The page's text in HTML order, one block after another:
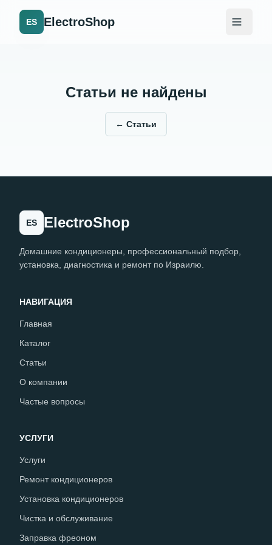
ES ElectroShop
Статьи не найдены
← Статьи
ES ElectroShop
Домашние кондиционеры, профессиональный подбор,
установка, диагностика и ремонт по Израилю.
НАВИГАЦИЯ
Главная
Каталог
Статьи
О компании
Частые вопросы
УСЛУГИ
Услуги
Ремонт кондиционеров
Установка кондиционеров
Чистка и обслуживание
Заправка фреоном